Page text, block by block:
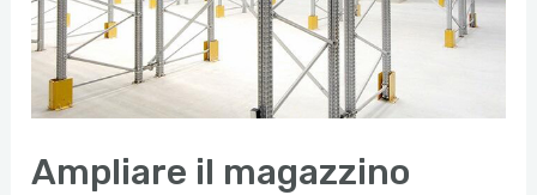
scaffalature
metalliche
industriali
il
Ampliare il magazzino